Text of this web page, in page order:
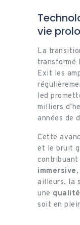
vie
La
transformé
Exit les
led
milliers
années de
Cette
et le bruit
contribuant
immersive
ailleurs, la
une
soit en